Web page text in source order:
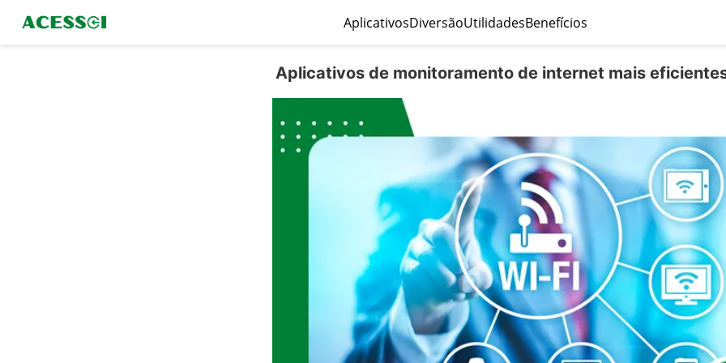
AplicativosDiversãoUtilidadesBenefícios
Aplicativos de monitoramento de internet mais